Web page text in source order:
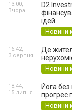
D2
ідей
Новини
13:00,
Вчора
Де
Новини
16:42,
3 серпня
Йога без
прогрес
Новини
18:44,
15 липня